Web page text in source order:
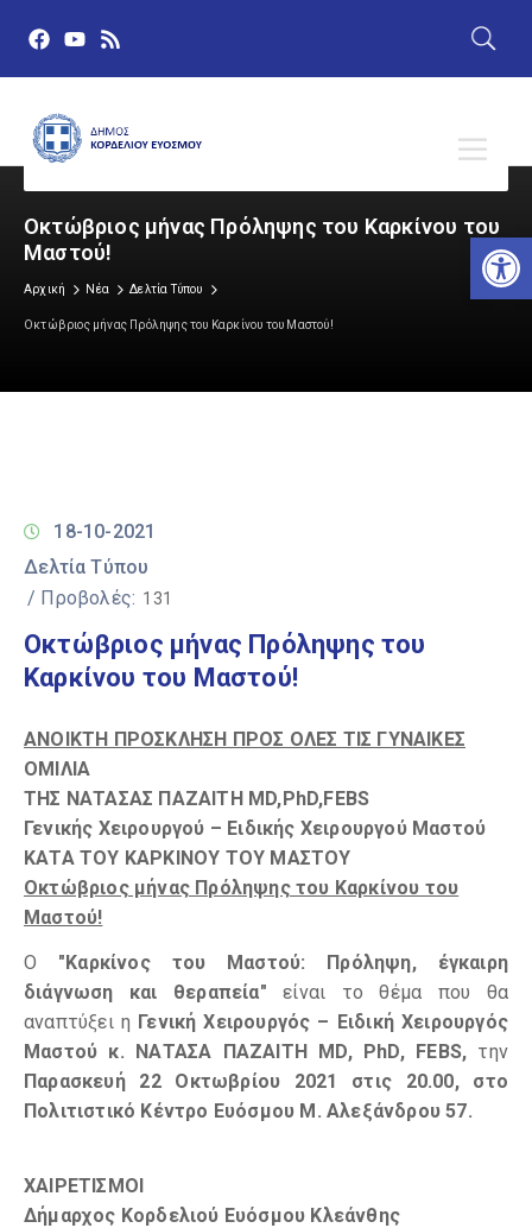
Οκτώβριος μήνας Πρόληψης του Καρκίνου του
Μαστού!
Αρχική Νέα Δελτία Τύπου
Οκτώβριος μήνας Πρόληψης του Καρκίνου του Μαστού!
18-10-2021
Δελτία Τύπου
/ Προβολές: 131
Οκτώβριος μήνας Πρόληψης του
Καρκίνου του Μαστού!
ΑΝΟΙΚΤΗ ΠΡΟΣΚΛΗΣΗ ΠΡΟΣ ΟΛΕΣ ΤΙΣ ΓΥΝΑΙΚΕΣ
ΟΜΙΛΙΑ
ΤΗΣ ΝΑΤΑΣΑΣ ΠΑΖΑΙΤΗ MD,PhD,FEBS
Γενικής Χειρουργού – Ειδικής Χειρουργού Μαστού
ΚΑΤΑ ΤΟΥ ΚΑΡΚΙΝΟΥ ΤΟΥ ΜΑΣΤΟΥ
Οκτώβριος μήνας Πρόληψης του Καρκίνου του
Μαστού!
Ο "Καρκίνος του Μαστού: Πρόληψη, έγκαιρη
διάγνωση και θεραπεία" είναι το θέμα που θα
αναπτύξει η Γενική Χειρουργός – Ειδική Χειρουργός
Μαστού κ. ΝΑΤΑΣΑ ΠΑΖΑΙΤΗ MD, PhD, FEBS, την
Παρασκευή 22 Οκτωβρίου 2021 στις 20.00, στο
Πολιτιστικό Κέντρο Ευόσμου Μ. Αλεξάνδρου 57.
ΧΑΙΡΕΤΙΣΜΟΙ
Δήμαρχος Κορδελιού Ευόσμου Κλεάνθης